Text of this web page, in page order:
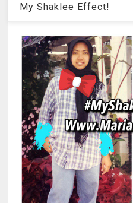
My Shaklee Effect!